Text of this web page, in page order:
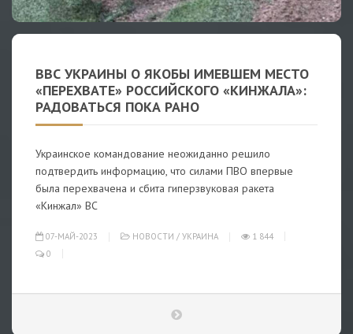
ВВС УКРАИНЫ О ЯКОБЫ ИМЕВШЕМ МЕСТО
«ПЕРЕХВАТЕ» РОССИЙСКОГО «КИНЖАЛА»:
РАДОВАТЬСЯ ПОКА РАНО
Украинское командование неожиданно решило
подтвердить информацию, что силами ПВО впервые
была перехвачена и сбита гиперзвуковая ракета
«Кинжал» ВС
07-МАЙ-2023 НОВОСТИ / УКРАИНА
1 844
0